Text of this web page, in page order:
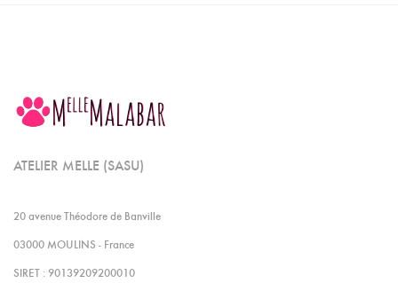
ATELIER MELLE (SASU)
20 avenue Théodore de Banville
03000 MOULINS - France
SIRET : 90139209200010